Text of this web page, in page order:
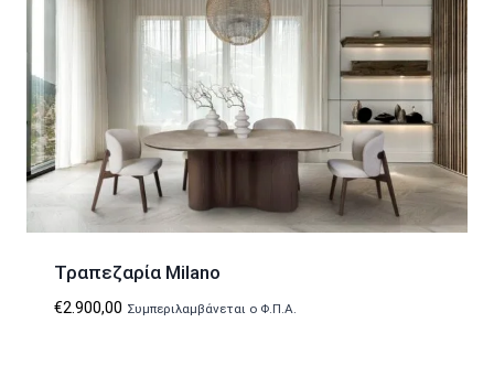
Τραπεζαρία Milano
€2.900,00 Συμπεριλαμβάνεται ο Φ.Π.Α.